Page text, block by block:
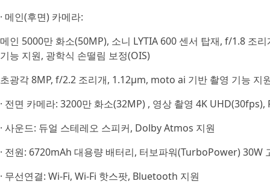
· 메인(후면) 카메라:
메인 5000만 화소(50MP), 소니 LYTIA 600 센서 탑재, f/1.8 조
기능 지원, 광학식 손떨림 보정(OIS)
초광각 8MP, f/2.2 조리개, 1.12μm, moto ai 기반 촬영 기능 지
· 전면 카메라: 3200만 화소(32MP) , 영상 촬영 4K
· 사운드: 듀얼 스테레오 스피커, Dolby Atmos 지원
· 전원: 6720mAh 대용량 배터리, 터보파워(TurboPower) 30W
· 무선연결: Wi-Fi, Wi-Fi 핫스팟, Bluetooth 지원